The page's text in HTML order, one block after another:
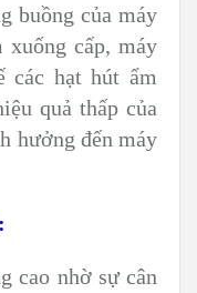
buồng của máy
cấp, máy
các hạt hút ẩm
quả thấp của
hưởng đến máy
cao nhờ sự cân